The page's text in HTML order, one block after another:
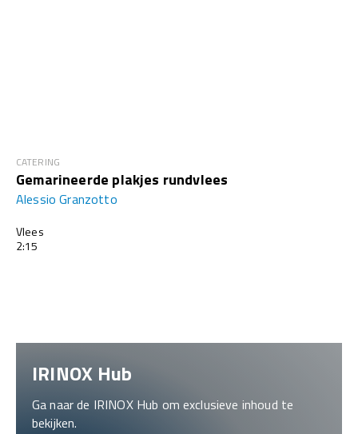
CATERING
Gemarineerde plakjes rundvlees
Alessio Granzotto
Vlees
2:15
IRINOX Hub
Ga naar de IRINOX Hub om exclusieve inhoud te
bekijken.